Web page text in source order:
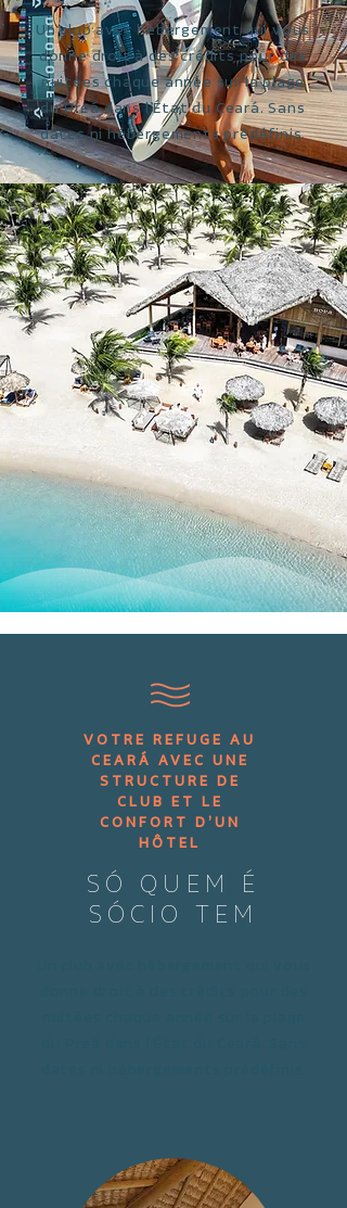
Un club avec hébergement qui vous
donne droit à des crédits pour des
nuitées chaque année sur la plage
du Preá dans l’État du Ceará. Sans
dates ni hébergements prédéfinis.
VOTRE REFUGE AU
CEARÁ AVEC UNE
STRUCTURE DE
CLUB ET LE
CONFORT D’UN
HÔTEL
SÓ QUEM É
SÓCIO TEM